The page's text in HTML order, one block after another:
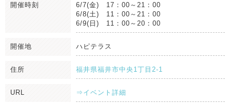
開催時刻
6/7(金) 17：00～21：00
6/8(土) 11：00～21：00
6/9(日) 11：00～20：00
開催地 ハピテラス
住所 福井県福井市中央1丁目2-1
URL ⇒イベント詳細